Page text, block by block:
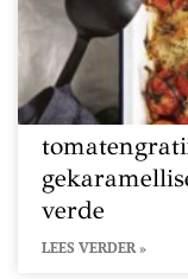
verde
LEES VERDER »